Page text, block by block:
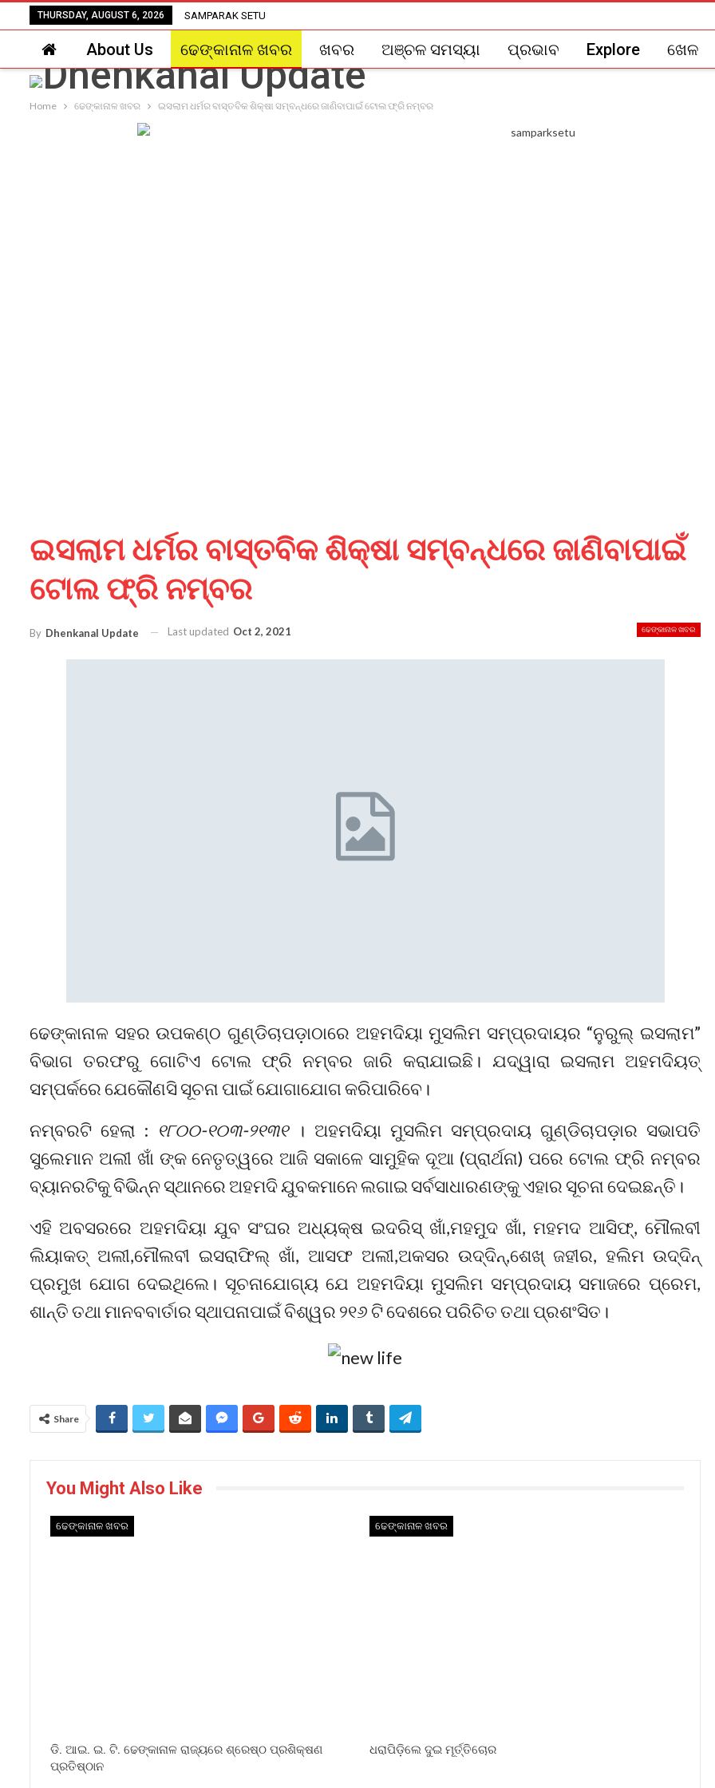
THURSDAY, AUGUST 6, 2026 SAMPARAK SETU
About Us ଢେଙ୍କାନାଳ ଖବର ଖବର ଅଞ୍ଚଳ ସମସ୍ୟା ପ୍ରଭାବ Explore ଖେଳ
Home ଢେଙ୍କାନାଳ ଖବର ଇସଲାମ ଧର୍ମର ବାସ୍ତବିକ ଶିକ୍ଷା ସମ୍ବନ୍ଧରେ ଜାଣିବାପାଇଁ ଟୋଲ ଫ୍ରି ନମ୍ବର
ଇସଲାମ ଧର୍ମର ବାସ୍ତବିକ ଶିକ୍ଷା ସମ୍ବନ୍ଧରେ ଜାଣିବାପାଇଁ
ଟୋଲ ଫ୍ରି ନମ୍ବର
ଢେଙ୍କାନାଳ ଖବର
By Dhenkanal Update Last updated Oct 2, 2021
ଢେଙ୍କାନାଳ ସହର ଉପକଣ୍ଠ ଗୁଣ୍ଡିଚାପଡ଼ାଠାରେ ଅହମଦିୟା ମୁସଲିମ ସମ୍ପ୍ରଦାୟର “ନୁରୁଲ୍ ଇସଲାମ”
ବିଭାଗ ତରଫରୁ ଗୋଟିଏ ଟୋଲ ଫ୍ରି ନମ୍ବର ଜାରି କରାଯାଇଛି। ଯଦ୍ୱାରା ଇସଲାମ ଅହମଦିୟତ୍
ସମ୍ପର୍କରେ ଯେକୌଣସି ସୂଚନା ପାଇଁ ଯୋଗାଯୋଗ କରିପାରିବେ।
ନମ୍ବରଟି ହେଲା : ୧୮୦୦-୧୦୩-୨୧୩୧। ଅହମଦିୟା ମୁସଲିମ ସମ୍ପ୍ରଦାୟ ଗୁଣ୍ଡିଚାପଡ଼ାର ସଭାପତି
ସୁଲେମାନ ଅଲୀ ଖାଁ ଙ୍କ ନେତୃତ୍ୱରେ ଆଜି ସକାଳେ ସାମୁହିକ ଦୂଆ (ପ୍ରାର୍ଥନା) ପରେ ଟୋଲ ଫ୍ରି ନମ୍ବର
ବ୍ୟାନରଟିକୁ ବିଭିନ୍ନ ସ୍ଥାନରେ ଅହମଦି ଯୁବକମାନେ ଲଗାଇ ସର୍ବସାଧାରଣଙ୍କୁ ଏହାର ସୂଚନା ଦେଇଛନ୍ତି।
ଏହି ଅବସରରେ ଅହମଦିୟା ଯୁବ ସଂଘର ଅଧ୍ୟକ୍ଷ ଇଦରିସ୍ ଖାଁ,ମହମୁଦ ଖାଁ, ମହମଦ ଆସିଫ୍, ମୌଲବୀ
ଲିୟାକତ୍ ଅଲୀ,ମୌଲବୀ ଇସରାଫିଲ୍ ଖାଁ, ଆସଫ ଅଲୀ,ଅକସର ଉଦ୍ଦିନ୍,ଶେଖ୍ ଜହୀର, ହଲିମ ଉଦ୍ଦିନ୍
ପ୍ରମୁଖ ଯୋଗ ଦେଇଥିଲେ। ସୂଚନାଯୋଗ୍ୟ ଯେ ଅହମଦିୟା ମୁସଲିମ ସମ୍ପ୍ରଦାୟ ସମାଜରେ ପ୍ରେମ,
ଶାନ୍ତି ତଥା ମାନବବାର୍ତାର ସ୍ଥାପନାପାଇଁ ବିଶ୍ୱର ୨୧୬ ଟି ଦେଶରେ ପରିଚିତ ତଥା ପ୍ରଶଂସିତ।
Share
You Might Also Like
ଢେଙ୍କାନାଳ ଖବର
ଡି. ଆଇ. ଇ. ଟି. ଢେଙ୍କାନାଳ ରାଜ୍ୟରେ ଶ୍ରେଷ୍ଠ ପ୍ରଶିକ୍ଷଣ
ପ୍ରତିଷ୍ଠାନ
ଢେଙ୍କାନାଳ ଖବର
ଧରାପିଡ଼ିଲେ ଦୁଇ ମୂର୍ତ୍ତିଚୋର